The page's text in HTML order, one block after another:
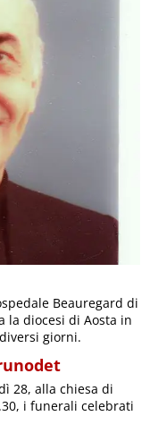
Beauregard di
la diocesi di Aosta in
giorni.
28, alla chiesa di
i funerali celebrati